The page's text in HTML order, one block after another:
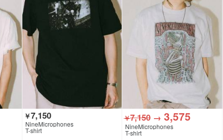
￥7,150
NineMicrophones
T-shirt
￥7,150→3,575
NineMicrophones
T-shirt